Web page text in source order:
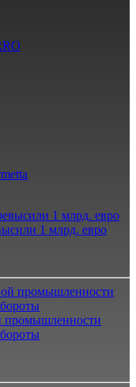
1 млрд. евро
промышленности